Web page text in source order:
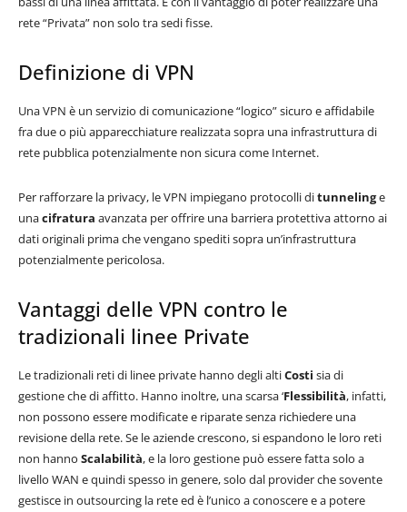
rete “Privata” non solo tra sedi fisse.
Definizione di VPN
Una VPN è un servizio di comunicazione “logico” sicuro e affidabile
fra due o più apparecchiature realizzata sopra una infrastruttura di
rete pubblica potenzialmente non sicura come Internet.
Per rafforzare la privacy, le VPN impiegano protocolli ditunnelinge
unacifratura avanzata per offrire una barriera protettiva attorno ai
dati originali prima che vengano spediti sopra un’infrastruttura
potenzialmente pericolosa.
Vantaggi delle VPN contro le
tradizionali linee Private
Le tradizionali reti di linee private hanno degli altiCosti sia di
gestione che di affitto. Hanno inoltre, una scarsa ‘Flessibilità, infatti,
non possono essere modificate e riparate senza richiedere una
revisione della rete. Se le aziende crescono, si espandono le loro reti
non hanno Scalabilità, e la loro gestione può essere fatta solo a
livello WAN e quindi spesso in genere, solo dal provider che sovente
gestisce in outsourcing la rete ed è l’unico a conoscere e a potere